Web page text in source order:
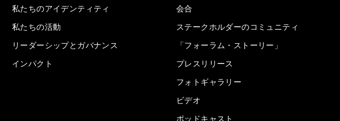
私たちのアイデンティティ
私たちの活動
リーダーシップとガバナンス
インパクト
会合
ステークホルダーのコミュニティ
「フォーラム・ストーリー」
プレスリリース
フォトギャラリー
ビデオ
ポッドキャスト